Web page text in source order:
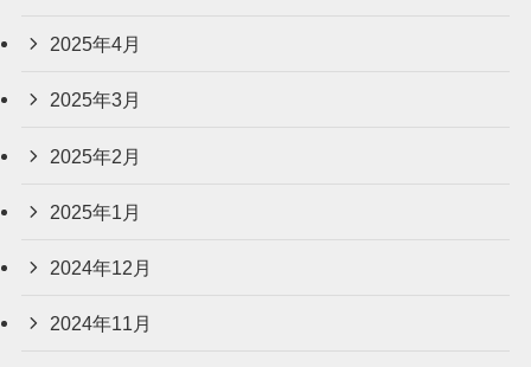
2025年4月
2025年3月
2025年2月
2025年1月
2024年12月
2024年11月